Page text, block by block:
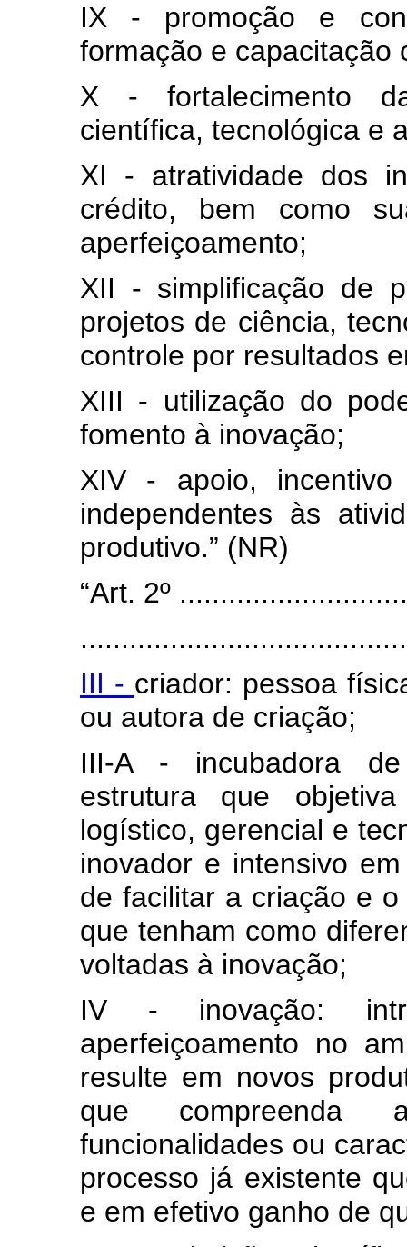
IX - promoção e
formação e capacitação
X - fortalecimento
científica, tecnológica e
XI - atratividade dos
crédito, bem como
aperfeiçoamento;
XII - simplificação de
projetos de ciência,
controle por resultados
XIII - utilização do
fomento à inovação;
XIV - apoio,
independentes às
produtivo.” (NR)
“Art. 2º
III - criador: pessoa
ou autora de criação;
III-A - incubadora
estrutura que
logístico, gerencial e
inovador e intensivo
de facilitar a criação e
que tenham como
voltadas à inovação;
IV - inovação:
aperfeiçoamento no
resulte em novos
que compreenda
funcionalidades ou
processo já existente
e em efetivo ganho de